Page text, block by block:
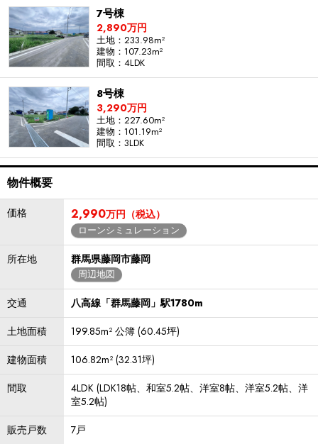
7号棟
2,890万円
土地：233.98m²
建物：107.23m²
間取：4LDK
8号棟
3,290万円
土地：227.60m²
建物：101.19m²
間取：3LDK
物件概要
価格 2,990万円（税込）
ローンシミュレーション
所在地 群馬県藤岡市藤岡
周辺地図
交通
八高線「群馬藤岡」駅1780m
土地面積
199.85m² 公簿 (60.45坪)
建物面積
106.82m² (32.31坪)
間取
4LDK (LDK18帖、和室5.2帖、洋室8帖、洋室5.2帖、洋
室5.2帖)
販売戸数
7戸